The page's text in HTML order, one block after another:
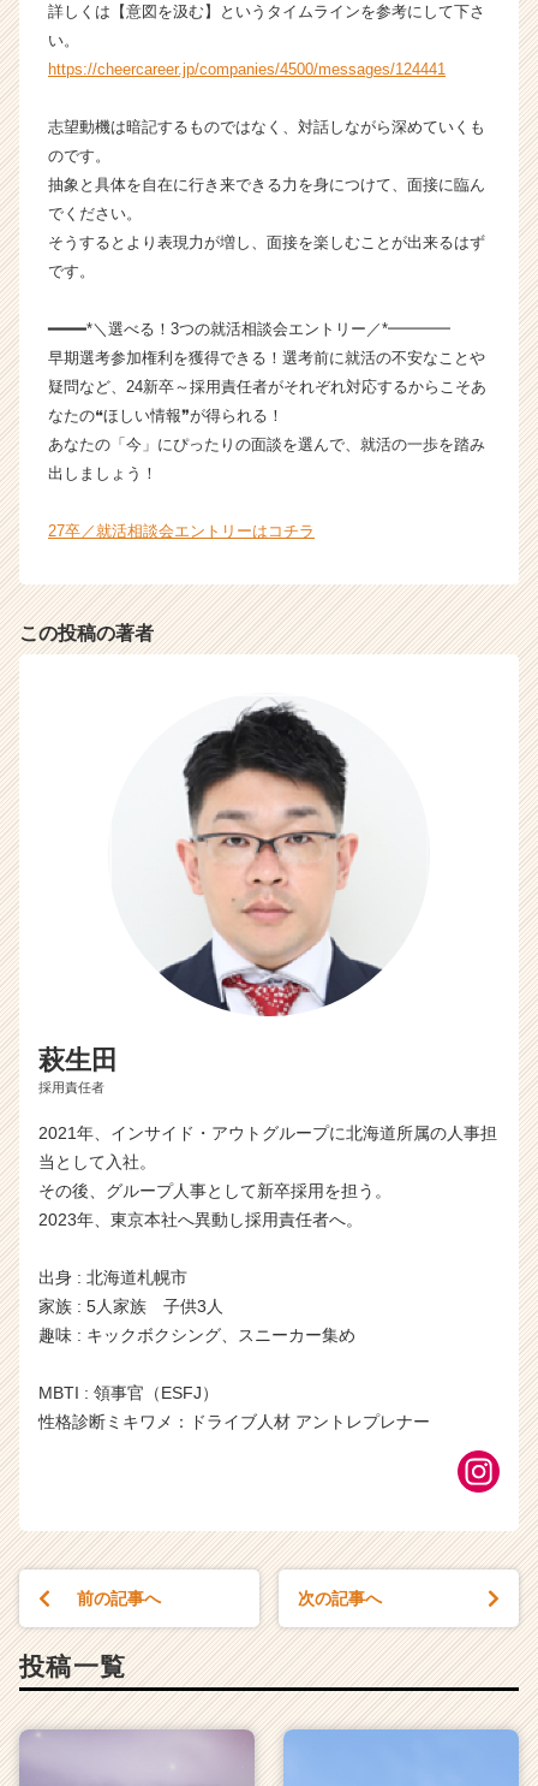
ア
h
e
C
e
詳しくは【意図を汲む】というタイムラインを参考にして下さ
い。
https://cheercareer.jp/companies/4500/messages/124441
志望動機は暗記するものではなく、対話しながら深めていくも
のです。
抽象と具体を自在に行き来できる力を身につけて、面接に臨ん
でください。
そうするとより表現力が増し、面接を楽しむことが出来るはず
です。
━━━━*＼選べる！3つの就活相談会エントリー／*━━━━
早期選考参加権利を獲得できる！選考前に就活の不安なことや
疑問など、24新卒～採用責任者がそれぞれ対応するからこそあ
なたの❝ほしい情報❞が得られる！
あなたの「今」にぴったりの面談を選んで、就活の一歩を踏み
出しましょう！
27卒／就活相談会エントリーはコチラ
この投稿の著者
萩生田
採用責任者
2021年、インサイド・アウトグループに北海道所属の人事担
当として入社。
その後、グループ人事として新卒採用を担う。
2023年、東京本社へ異動し採用責任者へ。
出身 : 北海道札幌市
家族 : 5人家族 子供3人
趣味 : キックボクシング、スニーカー集め
MBTI : 領事官（ESFJ）
性格診断ミキワメ：ドライブ人材 アントレプレナー
前の記事へ 次の記事へ
投稿一覧